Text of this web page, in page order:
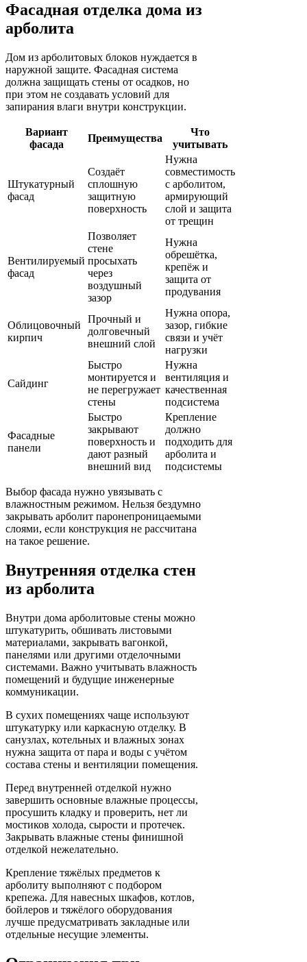
Фасадная отделка дома из
арболита
Дом из арболитовых блоков нуждается в
наружной защите. Фасадная система
должна защищать стены от осадков, но
при этом не создавать условий для
запирания влаги внутри конструкции.
Вариант
фасада
Преимущества
Что
учитывать
Штукатурный
фасад
Создаёт
сплошную
защитную
поверхность
Нужна
совместимость
с арболитом,
армирующий
слой и защита
от трещин
Вентилируемый
фасад
Позволяет
стене
просыхать
через
воздушный
зазор
Нужна
обрешётка,
крепёж и
защита от
продувания
Облицовочный
кирпич
Прочный и
долговечный
внешний слой
Нужна опора,
зазор, гибкие
связи и учёт
нагрузки
Сайдинг
Быстро
монтируется и
не перегружает
стены
Нужна
вентиляция и
качественная
подсистема
Фасадные
панели
Быстро
закрывают
поверхность и
дают разный
внешний вид
Крепление
должно
подходить для
арболита и
подсистемы
Выбор фасада нужно увязывать с
влажностным режимом. Нельзя бездумно
закрывать арболит паронепроницаемыми
слоями, если конструкция не рассчитана
на такое решение.
Внутренняя отделка стен
из арболита
Внутри дома арболитовые стены можно
штукатурить, обшивать листовыми
материалами, закрывать вагонкой,
панелями или другими отделочными
системами. Важно учитывать влажность
помещений и будущие инженерные
коммуникации.
В сухих помещениях чаще используют
штукатурку или каркасную отделку. В
санузлах, котельных и влажных зонах
нужна защита от пара и воды с учётом
состава стены и вентиляции помещения.
Перед внутренней отделкой нужно
завершить основные влажные процессы,
просушить кладку и проверить, нет ли
мостиков холода, сырости и протечек.
Закрывать влажные стены финишной
отделкой нежелательно.
Крепление тяжёлых предметов к
арболиту выполняют с подбором
крепежа. Для навесных шкафов, котлов,
бойлеров и тяжёлого оборудования
лучше предусматривать закладные или
отдельные несущие элементы.